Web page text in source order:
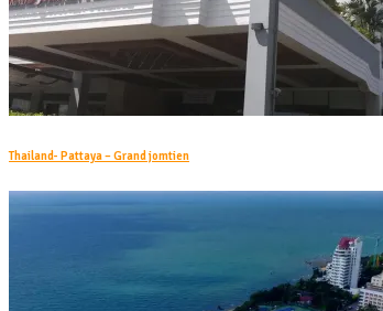
Thailand- Pattaya – Grand jomtien